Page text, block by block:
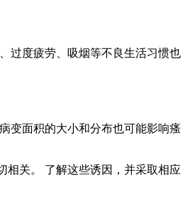
过度疲劳、吸烟等不良生活习惯也
变面积的大小和分布也可能影响瘙
相关。 了解这些诱因，并采取相应